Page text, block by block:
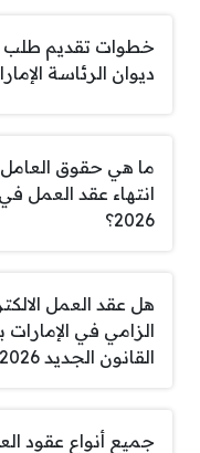
خطوات تقديم طلب
ديوان الرئاسة الإمارات
ما هي حقوق
انتهاء عقد العمل في
2026؟
هل عقد العمل
الزامي في
القانون الجديد 2026؟
جميع أنواع عقود